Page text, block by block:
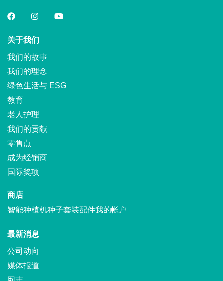
关于我们
我们的故事
我们的理念
绿色生活与 ESG
教育
老人护理
我们的贡献
零售点
成为经销商
国际奖项
商店
智能种植机种子套装配件我的帐户
最新消息
公司动向
媒体报道